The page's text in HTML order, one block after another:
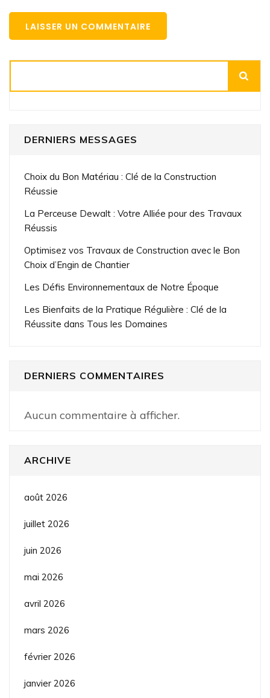
DERNIERS MESSAGES
Choix du Bon Matériau : Clé de la Construction
Réussie
La Perceuse Dewalt : Votre Alliée pour des Travaux
Réussis
Optimisez vos Travaux de Construction avec le Bon
Choix d’Engin de Chantier
Les Défis Environnementaux de Notre Époque
Les Bienfaits de la Pratique Régulière : Clé de la
Réussite dans Tous les Domaines
DERNIERS COMMENTAIRES
Aucun commentaire à afficher.
ARCHIVE
août 2026
juillet 2026
juin 2026
mai 2026
avril 2026
mars 2026
février 2026
janvier 2026